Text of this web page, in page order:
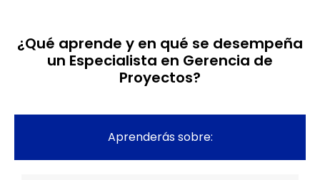
¿Qué aprende y en qué se desempeña
un Especialista en Gerencia de
Proyectos?
Aprenderás sobre: